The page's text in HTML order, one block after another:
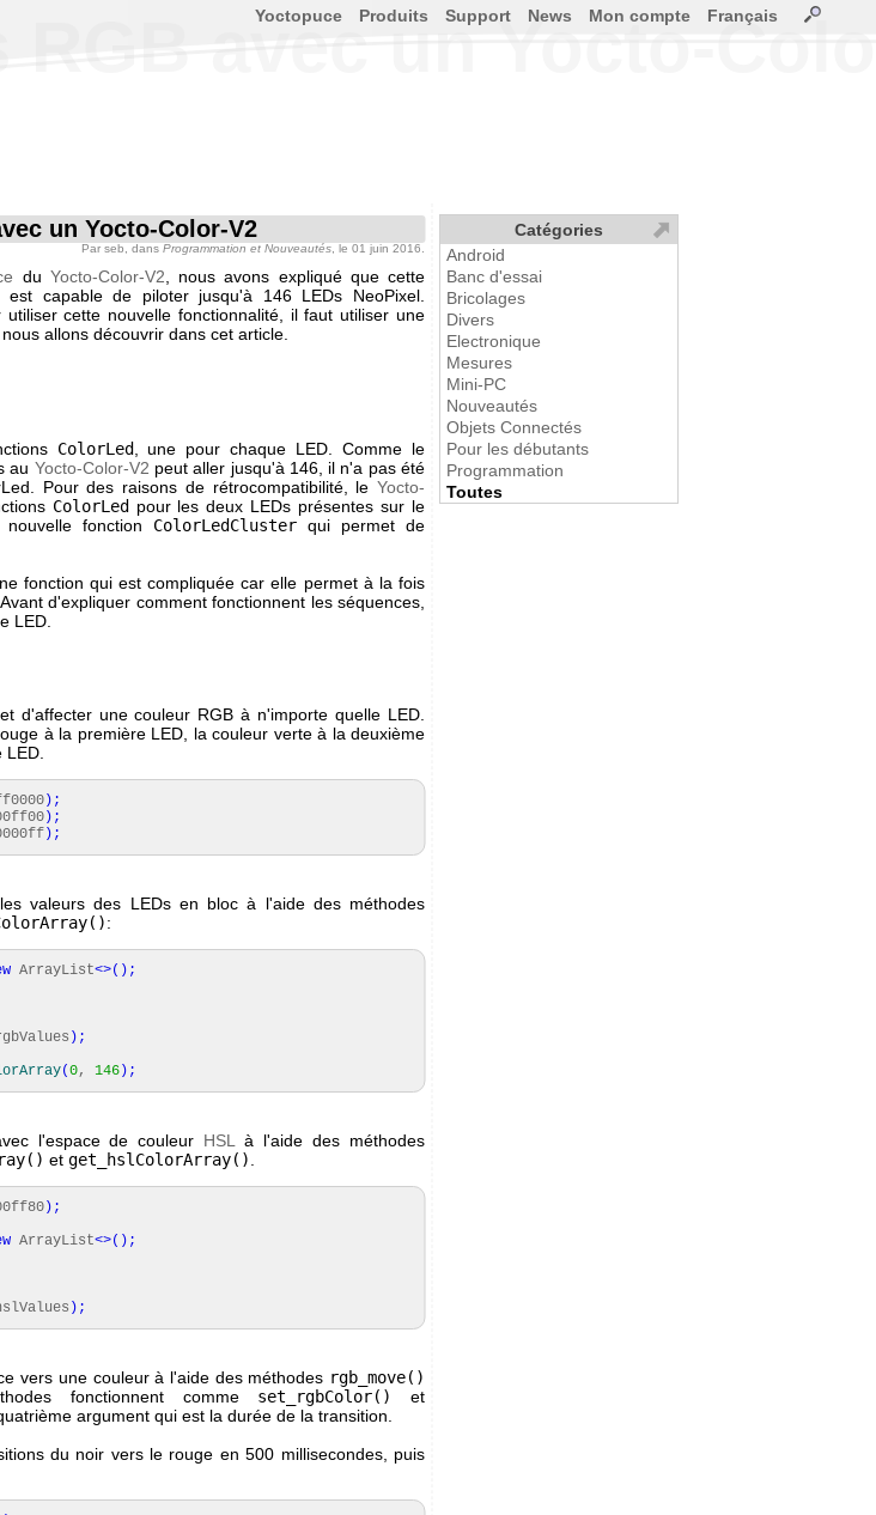
RGB avec un Yocto-
un Yocto-Color-V2
Par seb , dans Programmation et Nouveautés , le 01 juin 2016.
du Yocto-Color-V2 , nous avons expliqué que cette
est capable de piloter jusqu'à 146 LEDs NeoPixel.
utiliser cette nouvelle fonctionnalité, il faut utiliser une
allons découvrir dans cet article.
ColorLed , une pour chaque LED. Comme le
au Yocto-Color-V2 peut aller jusqu'à 146, il n'a pas été
Pour des raisons de rétrocompatibilité, le Yocto-
ColorLed pour les deux LEDs présentes sur le
fonction ColorLedCluster qui permet de
fonction qui est compliquée car elle permet à la fois
d'expliquer comment fonctionnent les séquences,
LED.
d'affecter une couleur RGB à n'importe quelle LED.
à la première LED, la couleur verte à la deuxième
) ;
) ;
) ;
valeurs des LEDs en bloc à l'aide des méthodes
:
ArrayList<>( ) ;
) ;
(0, 146 ) ;
l'espace de couleur HSL
à l'aide des méthodes
et get_hslColorArray()
) ;
ArrayList<>( ) ;
) ;
vers une couleur à l'aide des méthodes rgb_move()
fonctionnent comme set_rgbColor()
et
argument qui est la durée de la transition.
du noir vers le rouge en 500 millisecondes, puis
Yoctopuce Produits Support News Mon compte Français
Catégories
Android
Banc d'essai
Bricolages
Divers
Electronique
Mesures
Mini-PC
Nouveautés
Objets Connectés
Pour les débutants
Programmation
Toutes